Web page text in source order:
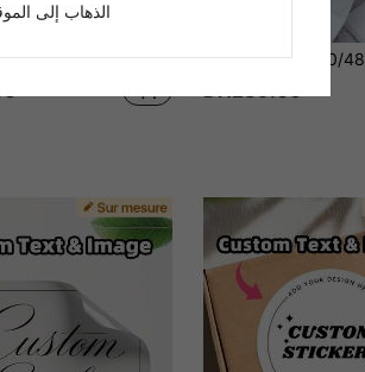
1/30/60/120 pièces Étiquettes personnalisées et autocollants personnalisés - Autocollants ronds imperméables et résistants à l'huile avec texte personnalisable ou code QR, ces étiquettes cadeaux exclusives et autocollants de remerciement sont parfaits pour réaliser des invitations, des photos de mariage, conviennent pour les cadeaux de mariage, la décoration de fête, des cadeaux uniques pour les partenaires, les nouveaux mariés, les meilleurs amis et la famille
DH289.00
الذهاب إلى